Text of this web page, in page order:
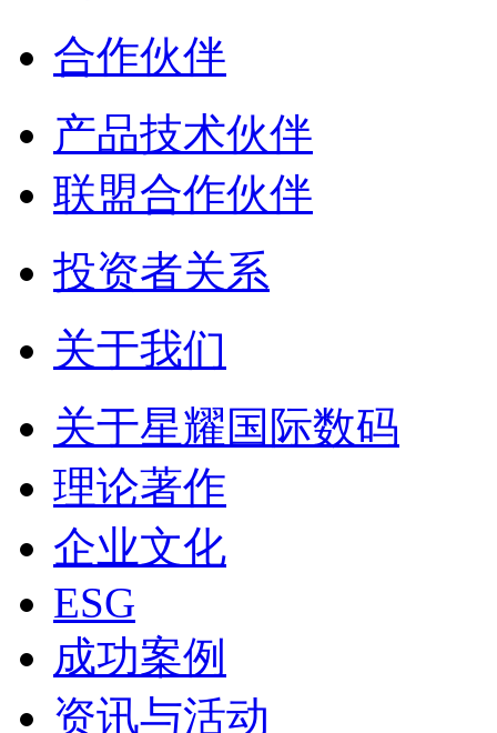
合作伙伴
产品技术伙伴
联盟合作伙伴
投资者关系
关于我们
关于星耀国际数码
理论著作
企业文化
ESG
成功案例
资讯与活动